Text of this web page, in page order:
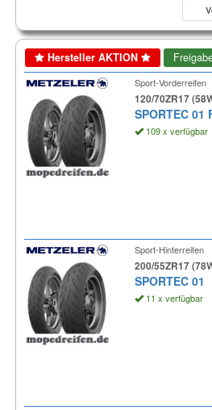
Hersteller AKTION
Sport-Vorderreifen
120/70ZR17
SPORTEC 01
109 x verfügbar
Sport-Hinterreifen
200/55ZR17
SPORTEC 01
11 x verfügbar